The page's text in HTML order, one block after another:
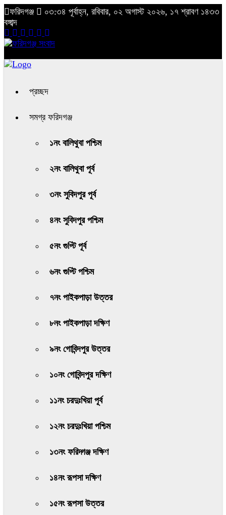
ফরিদগঞ্জ
০৩:৩৪ পূর্বাহ্ন, রবিবার, ০২ অগাস্ট ২০২৬, ১৭ শ্রাবণ ১৪৩৩
বঙ্গাব্দ
প্রচ্ছদ
সমগ্র ফরিদগঞ্জ
১নং বালিথুবা পশ্চিম
২নং বালিথুবা পূর্ব
৩নং সুবিদপুর পূর্ব
৪নং সুবিদপুর পশ্চিম
৫নং গুপ্টি পূর্ব
৬নং গুপ্টি পশ্চিম
৭নং পাইকপাড়া উত্তর
৮নং পাইকপাড়া দক্ষিণ
৯নং গোবিন্দপুর উত্তর
১০নং গোবিন্দপুর দক্ষিণ
১১নং চরদুঃখিয়া পূর্ব
১২নং চরদুঃখিয়া পশ্চিম
১৩নং ফরিদ্গঞ্জ দক্ষিণ
১৪নং রূপসা দক্ষিণ
১৫নং রূপসা উত্তর